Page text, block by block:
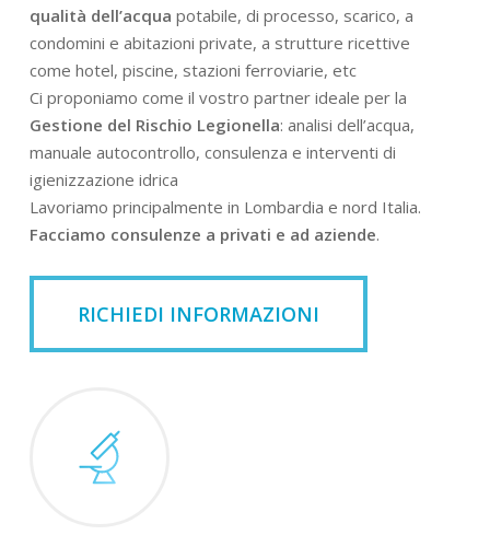
qualità dell’acqua potabile, di processo, scarico, a
condomini e abitazioni private, a strutture ricettive
come hotel, piscine, stazioni ferroviarie, etc
Ci proponiamo come il vostro partner ideale per la
Gestione del Rischio Legionella: analisi dell’acqua,
manuale autocontrollo, consulenza e interventi di
igienizzazione idrica
Lavoriamo principalmente in Lombardia e nord Italia.
Facciamo consulenze a privati e ad aziende.
RICHIEDI INFORMAZIONI